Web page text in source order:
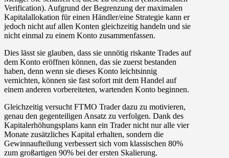
Verification). Aufgrund der Begrenzung der maximalen
Kapitalallokation für einen Händler/eine Strategie kann er
jedoch nicht auf allen Konten gleichzeitig handeln und sie
nicht einmal zu einem Konto zusammenfassen.
Dies lässt sie glauben, dass sie unnötig riskante Trades auf
dem Konto eröffnen können, das sie zuerst bestanden
haben, denn wenn sie dieses Konto leichtsinnig
vernichten, können sie fast sofort mit dem Handel auf
einem anderen vorbereiteten, wartenden Konto beginnen.
Gleichzeitig versucht FTMO Trader dazu zu motivieren,
genau den gegenteiligen Ansatz zu verfolgen. Dank des
Kapitalerhöhungsplans kann ein Trader nicht nur alle vier
Monate zusätzliches Kapital erhalten, sondern die
Gewinnaufteilung verbessert sich vom klassischen 80%
zum großartigen 90% bei der ersten Skalierung.